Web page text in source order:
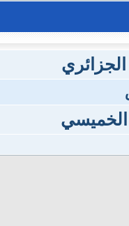
الخميسي